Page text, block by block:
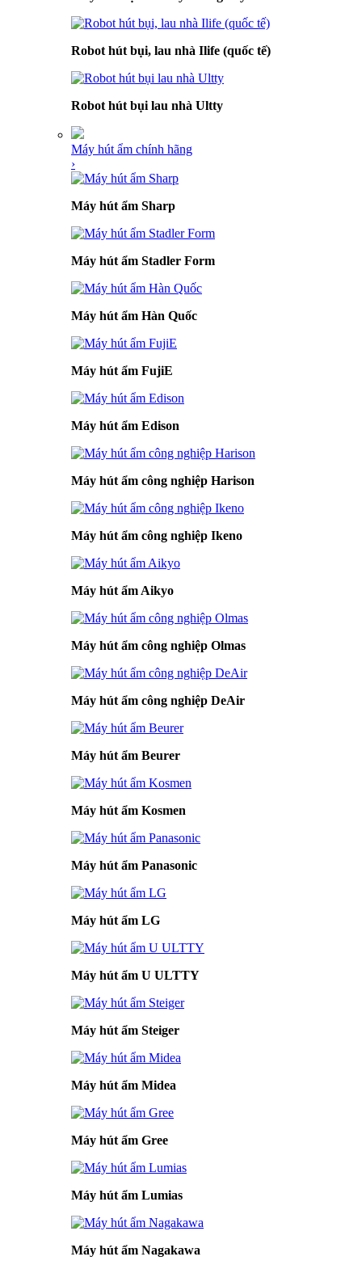
Robot hút bụi, lau nhà Ilife (quốc tế)
Robot hút bụi lau nhà Ultty
Máy hút ẩm chính hãng
›
Máy hút ẩm Sharp
Máy hút ẩm Stadler Form
Máy hút ẩm Hàn Quốc
Máy hút ẩm FujiE
Máy hút ẩm Edison
Máy hút ẩm công nghiệp Harison
Máy hút ẩm công nghiệp Ikeno
Máy hút ẩm Aikyo
Máy hút ẩm công nghiệp Olmas
Máy hút ẩm công nghiệp DeAir
Máy hút ẩm Beurer
Máy hút ẩm Kosmen
Máy hút ẩm Panasonic
Máy hút ẩm LG
Máy hút ẩm U ULTTY
Máy hút ẩm Steiger
Máy hút ẩm Midea
Máy hút ẩm Gree
Máy hút ẩm Lumias
Máy hút ẩm Nagakawa